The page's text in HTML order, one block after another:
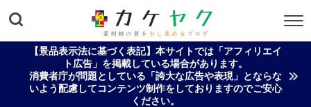
【景品表示法に基づく表記】本サイトでは「アフィリエイ
ト広告」を掲載している場合があります。
消費者庁が問題としている「誇大な広告や表現」とならな
いよう配慮してコンテンツ制作をしておりますのでご安心
ください。